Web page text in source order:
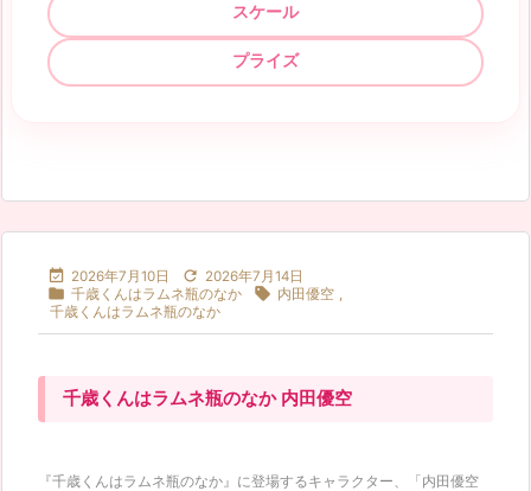
スケール
プライズ
 2026年7月10日  2026年7月14日
 千歳くんはラムネ瓶のなか  内田優空 ,
千歳くんはラムネ瓶のなか
千歳くんはラムネ瓶のなか 内田優空
『千歳くんはラムネ瓶のなか』に登場するキャラクター、「内田優空